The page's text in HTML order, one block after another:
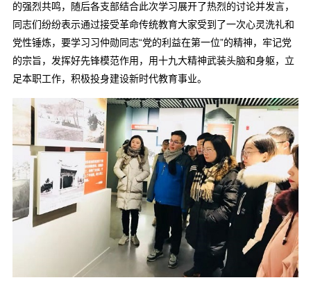
的强烈共鸣，随后各支部结合此次学习展开了热烈的讨论并发言，
同志们纷纷表示通过接受革命传统教育大家受到了一次心灵洗礼和
党性锤炼，要学习习仲勋同志“党的利益在第一位”的精神，牢记党
的宗旨，发挥好先锋模范作用，用十九大精神武装头脑和身躯，立
足本职工作，积极投身建设新时代教育事业。